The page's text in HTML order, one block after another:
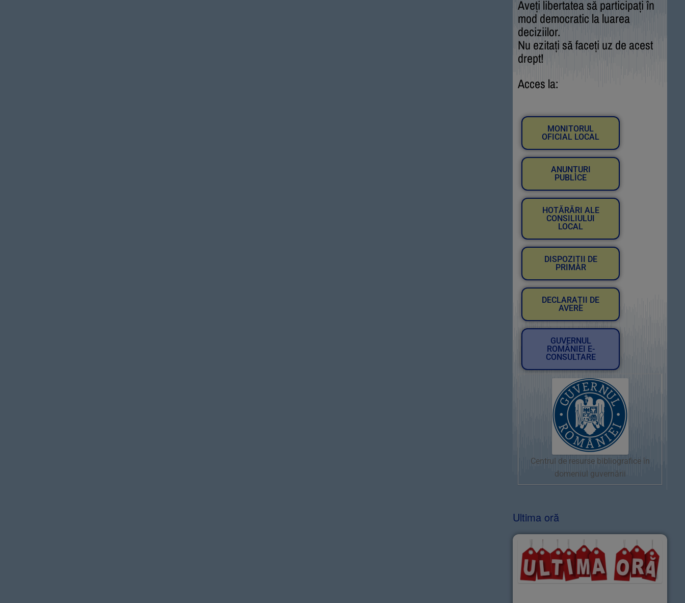
Aveți libertatea să participați în
mod democratic la luarea
deciziilor.
Nu ezitați să faceți uz de acest
drept!
Acces la:
MONITORUL
OFICIAL LOCAL
ANUNȚURI
PUBLICE
HOTĂRĂRI ALE
CONSILIULUI
LOCAL
DISPOZIȚII DE
PRIMAR
DECLARAȚII DE
AVERE
GUVERNUL
ROMÂNIEI E-
CONSULTARE
Centrul de resurse bibliografice în
domeniul guvernării
Ultima oră